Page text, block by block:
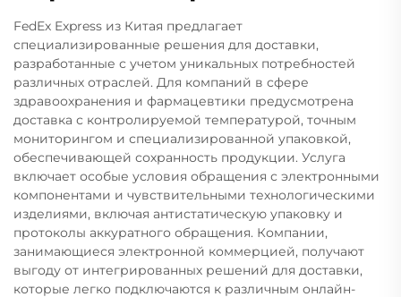
FedEx Express из Китая предлагает
специализированные решения для доставки,
разработанные с учетом уникальных потребностей
различных отраслей. Для компаний в сфере
здравоохранения и фармацевтики предусмотрена
доставка с контролируемой температурой, точным
мониторингом и специализированной упаковкой,
обеспечивающей сохранность продукции. Услуга
включает особые условия обращения с электронными
компонентами и чувствительными технологическими
изделиями, включая антистатическую упаковку и
протоколы аккуратного обращения. Компании,
занимающиеся электронной коммерцией, получают
выгоду от интегрированных решений для доставки,
которые легко подключаются к различным онлайн-